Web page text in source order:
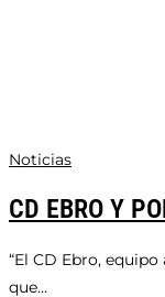
Noticias
CD EBRO Y
“El CD Ebro,
que…